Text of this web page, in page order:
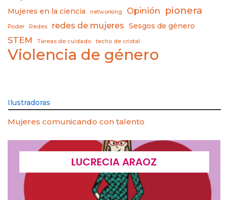
Mujeres en la ciencia networking Opinión pionera
Poder Redes redes de mujeres Sesgos de género
STEM Tareas de cuidado techo de cristal
Violencia de género
Ilustradoras
Mujeres comunicando con talento
LUCRECIA ARAOZ